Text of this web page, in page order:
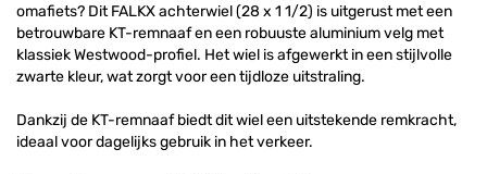
omafiets? Dit FALKX achterwiel (28 x 1 1/2) is uitgerust met een
betrouwbare KT-remnaaf en een robuuste aluminium velg met
klassiek Westwood-profiel. Het wiel is afgewerkt in een stijlvolle
zwarte kleur, wat zorgt voor een tijdloze uitstraling.
Dankzij de KT-remnaaf biedt dit wiel een uitstekende remkracht,
ideaal voor dagelijks gebruik in het verkeer.